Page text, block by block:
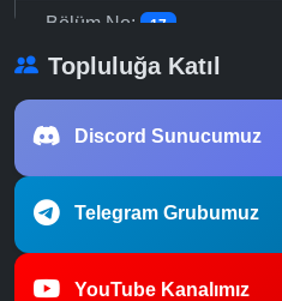
Bölüm No: 17
- Bölüm No: 18
- Bölüm No:
-Bölüm No: 21
Topluluğa Katıl
Discord Sunucumuz
Telegram Grubumuz
YouTube Kanalımız